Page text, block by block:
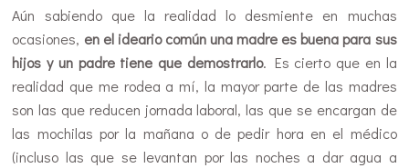
Aún sabiendo que la realidad lo desmiente en muchas
ocasiones, en el ideario común una madre es buena para sus
hijos y un padre tiene que demostrarlo. Es cierto que en la
realidad que me rodea a mí, la mayor parte de las madres
son las que reducen jornada laboral, las que se encargan de
las mochilas por la mañana o de pedir hora en el médico
(incluso las que se levantan por las noches a dar agua a